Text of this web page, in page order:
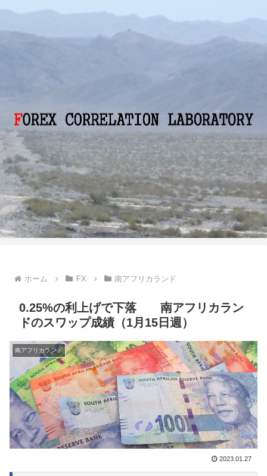
ホーム FX 南アフリカランド
0.25%の利上げで下落 南アフリカラン
ドのスワップ成績（1月15日週）
南アフリカランド
2023.01.27